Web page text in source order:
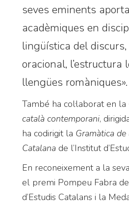
seves eminents
acadèmiques en
lingüística del
oracional, l’estructura
llengües romàniques».
També ha col·laborat en la
català contemporani,
ha codirigit la Gramàtica
Catalanade l’Institut
En reconeixement a la
el premi Pompeu Fabra
d’Estudis Catalans i la